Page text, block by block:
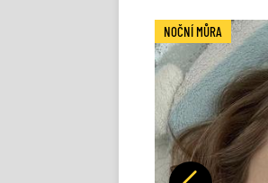
NOČNÍ MŮRA